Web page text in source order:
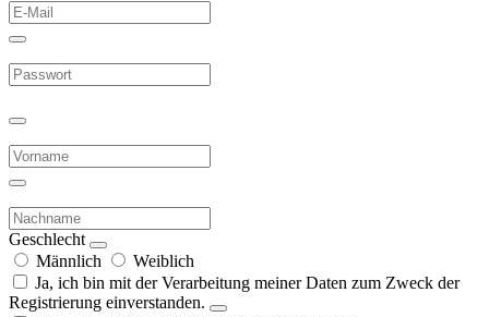
Geschlecht
Männlich
Weiblich
Ja, ich bin mit der Verarbeitung meiner Daten zum Zweck der
Registrierung einverstanden.